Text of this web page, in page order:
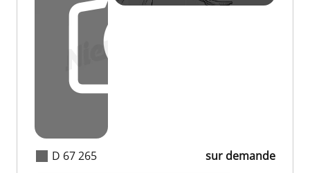
D 67 265 sur demande